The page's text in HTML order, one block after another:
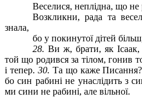
Веселися, неплідна, що
Возкликни, рада та
знала,
бо у покинутої дітей
28. Ви ж, брати, як Ісаак,
той що родився за тілом, гонив
і тепер. 30. Та що каже
бо син рабині не унаслідить з
ми сини не рабині, але вільної.